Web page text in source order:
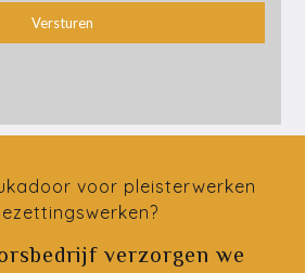
voor pleisterwerken
verzorgen we